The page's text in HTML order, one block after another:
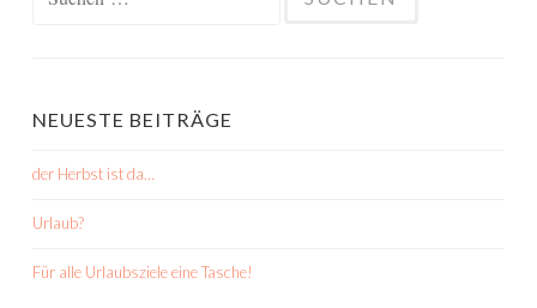
NEUESTE BEITRÄGE
der Herbst ist da…
Urlaub?
Für alle Urlaubsziele eine Tasche!